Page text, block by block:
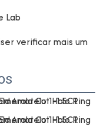
verificar mais um